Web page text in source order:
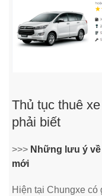
Thủ tục thuê
phải biết
>>> Những lưu ý
mới
Hiện tại Chungxe có